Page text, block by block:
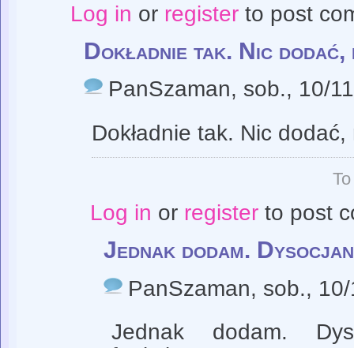
Log in or registerto post
Dokładnie tak. Nic dodać,
PanSzaman, sob., 10/
Dokładnie tak. Nic
Log in or registerto post
Jednak dodam.
PanSzaman, sob.,
Jednak dodam.